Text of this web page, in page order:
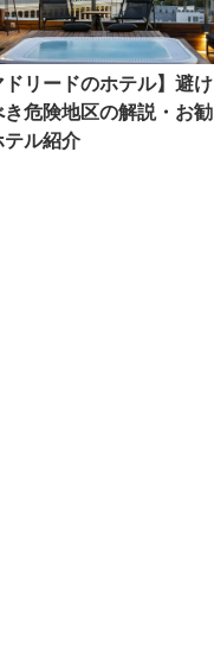
ドリードのホテル】避け
き危険地区の解説・お勧
テル紹介